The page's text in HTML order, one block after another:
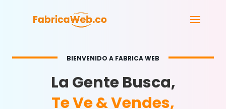
BIENVENIDO A FABRICA WEB
La Gente Busca,
Te Ve & Vendes,